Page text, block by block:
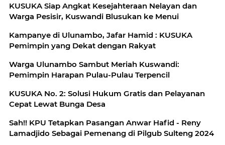
KUSUKA Siap Angkat Kesejahteraan Nelayan dan
Warga Pesisir, Kuswandi Blusukan ke Menui
Kampanye di Ulunambo, Jafar Hamid : KUSUKA
Pemimpin yang Dekat dengan Rakyat
Warga Ulunambo Sambut Meriah Kuswandi:
Pemimpin Harapan Pulau-Pulau Terpencil
KUSUKA No. 2: Solusi Hukum Gratis dan Pelayanan
Cepat Lewat Bunga Desa
Sah!! KPU Tetapkan Pasangan Anwar Hafid - Reny
Lamadjido Sebagai Pemenang di Pilgub Sulteng 2024